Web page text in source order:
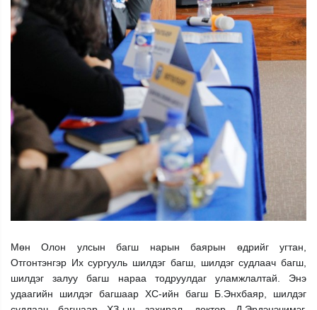
Мөн Олон улсын багш нарын баярын өдрийг угтан,
Отгонтэнгэр Их сургууль шилдэг багш, шилдэг судлаач багш,
шилдэг залуу багш нараа тодруулдаг уламжлалтай. Энэ
удаагийн шилдэг багшаар ХС-ийн багш Б.Энхбаяр, шилдэг